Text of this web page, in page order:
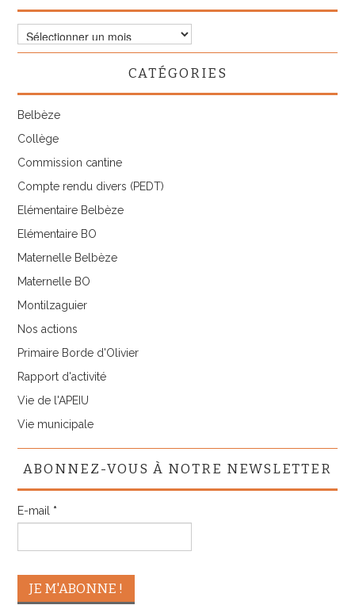
Les
archives
CATÉGORIES
Belbèze
Collège
Commission cantine
Compte rendu divers (PEDT)
Elémentaire Belbèze
Elémentaire BO
Maternelle Belbèze
Maternelle BO
Montilzaguier
Nos actions
Primaire Borde d'Olivier
Rapport d'activité
Vie de l'APEIU
Vie municipale
ABONNEZ-VOUS À NOTRE NEWSLETTER
E-mail *